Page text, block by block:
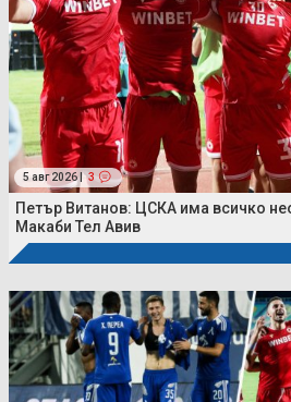
5 авг 2026 | 3
Петър Витанов: ЦСКА има всичко
Макаби Тел Авив